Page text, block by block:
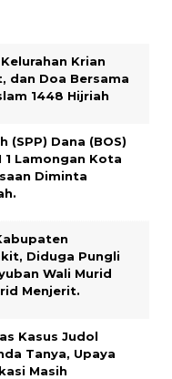
Krian
dan Doa Bersama
1448 Hijriah
(SPP) Dana (BOS)
1 Lamongan Kota
Diminta
Diduga Pungli
Wali Murid
Menjerit.
Kasus Judol
Tanya, Upaya
Masih